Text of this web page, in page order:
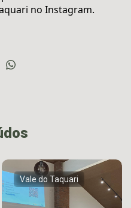
no Instagram.
Vale do Taquari